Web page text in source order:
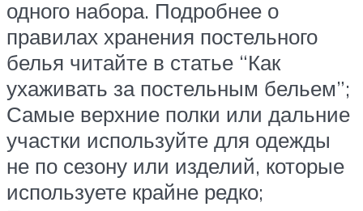
одного набора. Подробнее о
правилах хранения постельного
белья читайте в статье “Как
ухаживать за постельным бельем”;
Самые верхние полки или дальние
участки используйте для одежды
не по сезону или изделий, которые
используете крайне редко;